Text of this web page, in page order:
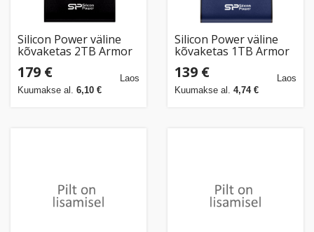
Silicon Power väline
kõvaketas 2TB Armor
179 €
Kuumakse al. 6,10 €
Laos
Silicon Power väline
kõvaketas 1TB Armor
139 €
Kuumakse al. 4,74 €
Laos